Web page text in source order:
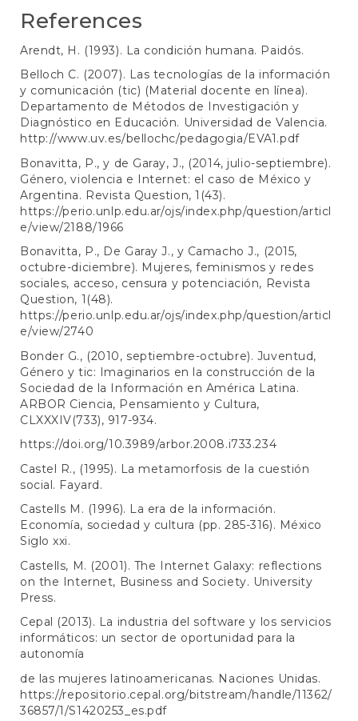
References
Arendt, H. (1993). La condición humana. Paidós.
Belloch C. (2007). Las tecnologías de la información
y comunicación (tic) (Material docente en línea).
Departamento de Métodos de Investigación y
Diagnóstico en Educación. Universidad de Valencia.
http://www.uv.es/bellochc/pedagogia/EVA1.pdf
Bonavitta, P., y de Garay, J., (2014, julio-septiembre).
Género, violencia e Internet: el caso de México y
Argentina. Revista Question, 1(43).
https://perio.unlp.edu.ar/ojs/index.php/question/articl
e/view/2188/1966
Bonavitta, P., De Garay J., y Camacho J., (2015,
octubre-diciembre). Mujeres, feminismos y redes
sociales, acceso, censura y potenciación, Revista
Question, 1(48).
https://perio.unlp.edu.ar/ojs/index.php/question/articl
e/view/2740
Bonder G., (2010, septiembre-octubre). Juventud,
Género y tic: Imaginarios en la construcción de la
Sociedad de la Información en América Latina.
ARBOR Ciencia, Pensamiento y Cultura,
CLXXXIV(733), 917-934.
https://doi.org/10.3989/arbor.2008.i733.234
Castel R., (1995). La metamorfosis de la cuestión
social. Fayard.
Castells M. (1996). La era de la información.
Economía, sociedad y cultura (pp. 285-316). México
Siglo xxi.
Castells, M. (2001). The Internet Galaxy: reflections
on the Internet, Business and Society. University
Press.
Cepal (2013). La industria del software y los servicios
informáticos: un sector de oportunidad para la
autonomía
de las mujeres latinoamericanas. Naciones Unidas.
https://repositorio.cepal.org/bitstream/handle/11362/
36857/1/S1420253_es.pdf